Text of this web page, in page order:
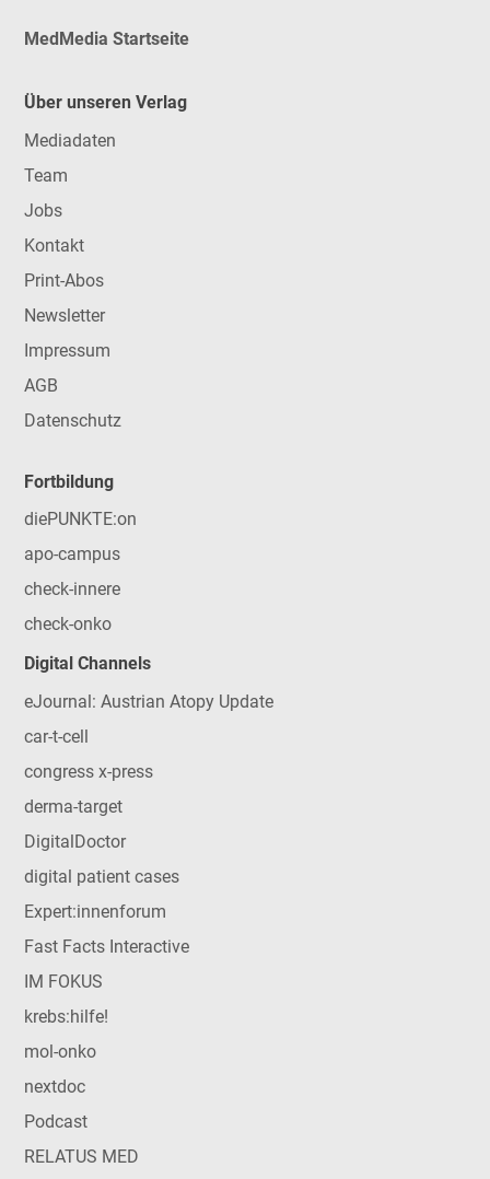
MedMedia Startseite
Über unseren Verlag
Mediadaten
Team
Jobs
Kontakt
Print-Abos
Newsletter
Impressum
AGB
Datenschutz
Fortbildung
diePUNKTE:on
apo-campus
check-innere
check-onko
Digital Channels
eJournal: Austrian Atopy Update
car-t-cell
congress x-press
derma-target
DigitalDoctor
digital patient cases
Expert:innenforum
Fast Facts Interactive
IM FOKUS
krebs:hilfe!
mol-onko
nextdoc
Podcast
RELATUS MED